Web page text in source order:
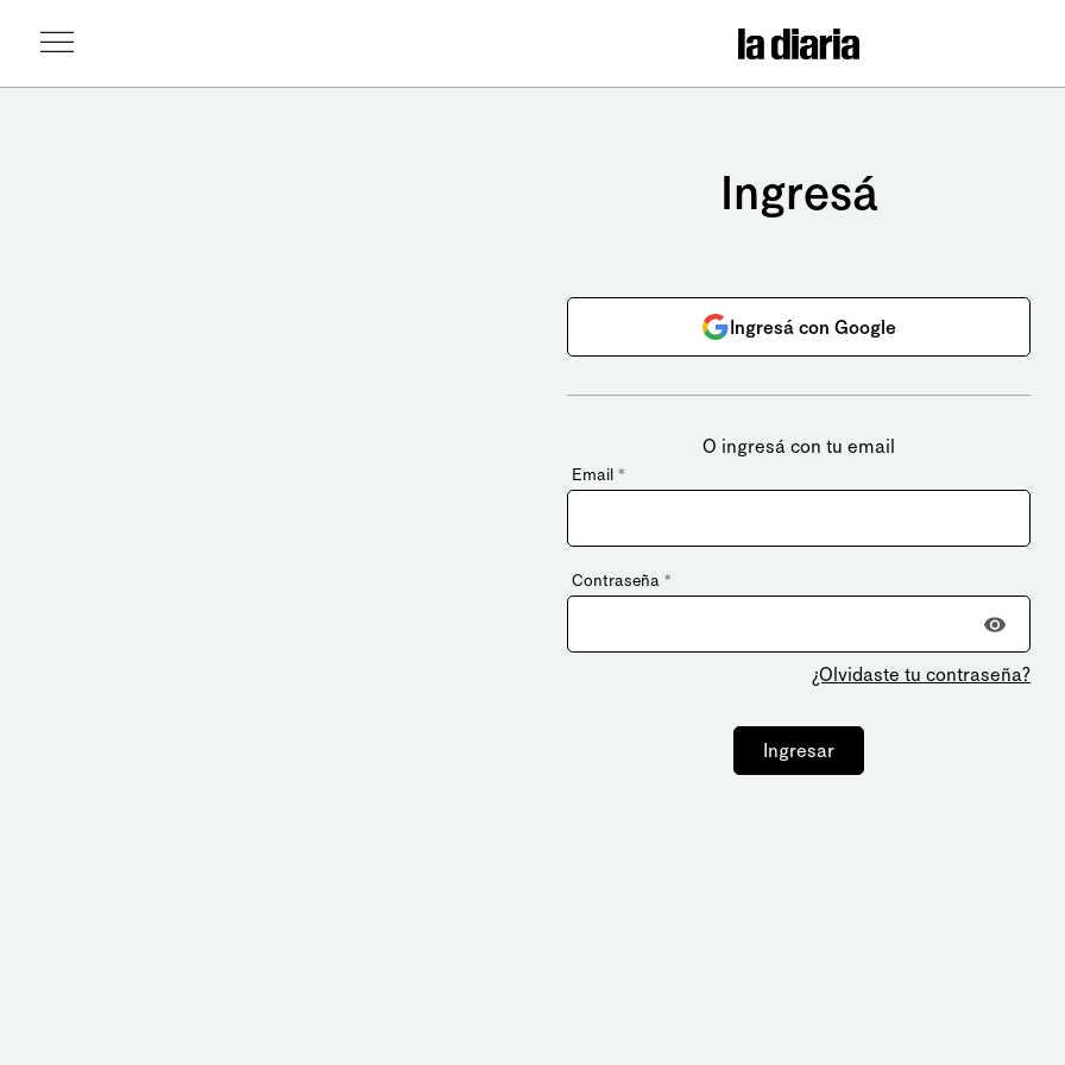
Ingresá
Ingresá con Google
O ingresá con tu email
Email *
Contraseña *
¿Olvidaste tu contraseña?
Ingresar